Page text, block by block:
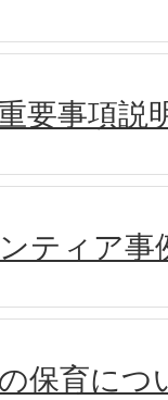
要事項説
ティア事
保育につ